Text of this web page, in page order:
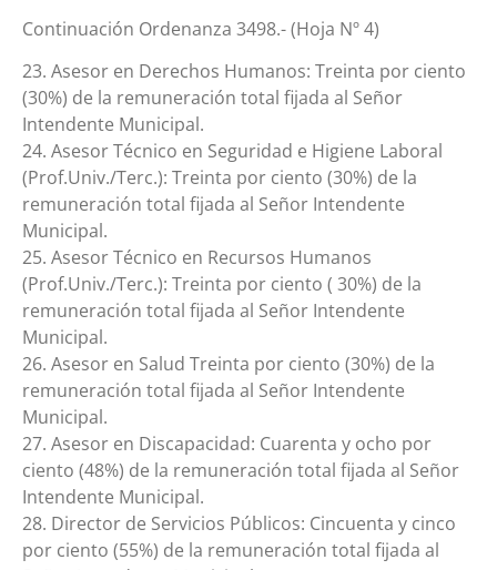
Continuación Ordenanza 3498.- (Hoja Nº 4)
23. Asesor en Derechos Humanos: Treinta por ciento
(30%) de la remuneración total fijada al Señor
Intendente Municipal.
24. Asesor Técnico en Seguridad e Higiene Laboral
(Prof.Univ./Terc.): Treinta por ciento (30%) de la
remuneración total fijada al Señor Intendente
Municipal.
25. Asesor Técnico en Recursos Humanos
(Prof.Univ./Terc.): Treinta por ciento ( 30%) de la
remuneración total fijada al Señor Intendente
Municipal.
26. Asesor en Salud Treinta por ciento (30%) de la
remuneración total fijada al Señor Intendente
Municipal.
27. Asesor en Discapacidad: Cuarenta y ocho por
ciento (48%) de la remuneración total fijada al Señor
Intendente Municipal.
28. Director de Servicios Públicos: Cincuenta y cinco
por ciento (55%) de la remuneración total fijada al